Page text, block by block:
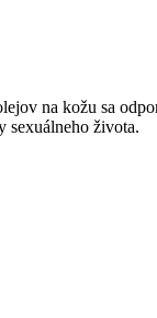
na kožu sa
sexuálneho života.